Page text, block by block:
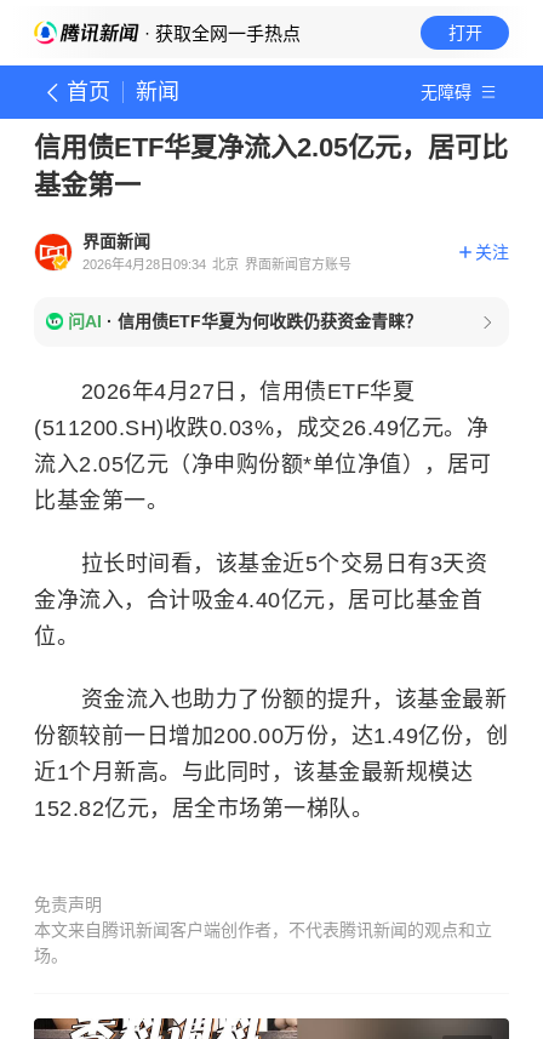
· 获取全网一手热点 打开
首页 新闻 无障碍
信用债ETF华夏净流入2.05亿元，居可比
基金第一
界面新闻
2026年4月28日09:34 北京 界面新闻官方账号
关注
问AI · 信用债ETF华夏为何收跌仍获资金青睐？
2026年4月27日，信用债ETF华夏
(511200.SH)收跌0.03%，成交26.49亿元。净
流入2.05亿元（净申购份额*单位净值），居可
比基金第一。
拉长时间看，该基金近5个交易日有3天资
金净流入，合计吸金4.40亿元，居可比基金首
位。
资金流入也助力了份额的提升，该基金最新
份额较前一日增加200.00万份，达1.49亿份，创
近1个月新高。与此同时，该基金最新规模达
152.82亿元，居全市场第一梯队。
免责声明
本文来自腾讯新闻客户端创作者，不代表腾讯新闻的观点和立
场。